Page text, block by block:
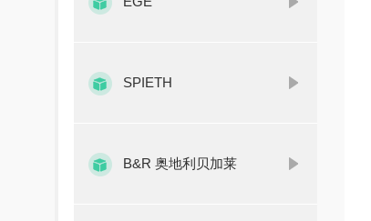
SPIETH
B&R 奥地利贝加莱